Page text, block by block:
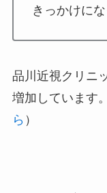
きっかけに
品川近視クリニ
増加しています
ら ）